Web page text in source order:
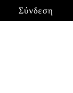
Σύνδεση